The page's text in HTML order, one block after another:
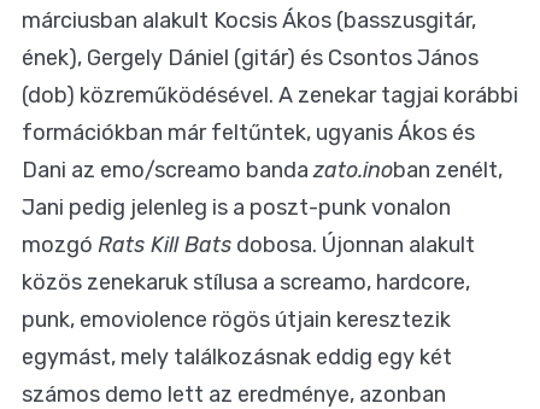
márciusban alakult Kocsis Ákos (basszusgitár,
ének), Gergely Dániel (gitár) és Csontos János
(dob) közreműködésével. A zenekar tagjai korábbi
formációkban már feltűntek, ugyanis Ákos és
Dani az emo/screamo bandazato.inoban zenélt,
Jani pedig jelenleg is a poszt-punk vonalon
mozgó Rats Kill Bats dobosa. Újonnan alakult
közös zenekaruk stílusa a screamo, hardcore,
punk, emoviolence rögös útjain keresztezik
egymást, mely találkozásnak eddig egy két
számos demo lett az eredménye, azonban